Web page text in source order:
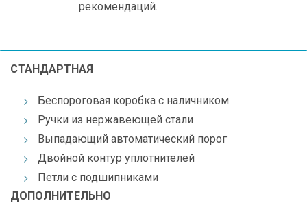
рекомендаций.
СТАНДАРТНАЯ
Беспороговая коробка с наличником
Ручки из нержавеющей стали
Выпадающий автоматический порог
Двойной контур уплотнителей
Петли с подшипниками
ДОПОЛНИТЕЛЬНО